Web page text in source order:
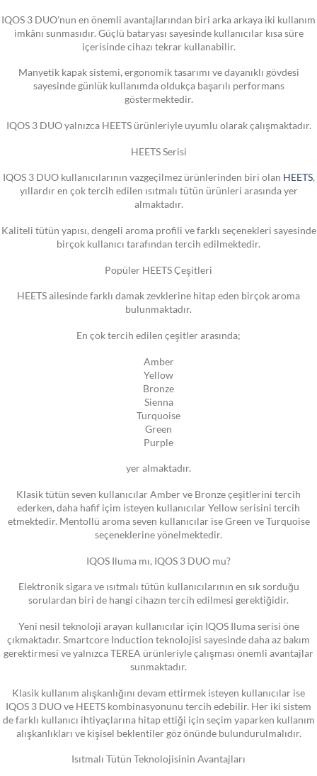
IQOS 3 DUO’nun en önemli avantajlarından biri arka arkaya iki kullanım
imkânı sunmasıdır. Güçlü bataryası sayesinde kullanıcılar kısa süre
içerisinde cihazı tekrar kullanabilir.
Manyetik kapak sistemi, ergonomik tasarımı ve dayanıklı gövdesi
sayesinde günlük kullanımda oldukça başarılı performans
göstermektedir.
IQOS 3 DUO yalnızca HEETS ürünleriyle uyumlu olarak çalışmaktadır.
HEETS Serisi
IQOS 3 DUO kullanıcılarının vazgeçilmez ürünlerinden biri olan HEETS,
yıllardır en çok tercih edilen ısıtmalı tütün ürünleri arasında yer
almaktadır.
Kaliteli tütün yapısı, dengeli aroma profili ve farklı seçenekleri sayesinde
birçok kullanıcı tarafından tercih edilmektedir.
Popüler HEETS Çeşitleri
HEETS ailesinde farklı damak zevklerine hitap eden birçok aroma
bulunmaktadır.
En çok tercih edilen çeşitler arasında;
Amber
Yellow
Bronze
Sienna
Turquoise
Green
Purple
yer almaktadır.
Klasik tütün seven kullanıcılar Amber ve Bronze çeşitlerini tercih
ederken, daha hafif içim isteyen kullanıcılar Yellow serisini tercih
etmektedir. Mentollü aroma seven kullanıcılar ise Green ve Turquoise
seçeneklerine yönelmektedir.
IQOS Iluma mı, IQOS 3 DUO mu?
Elektronik sigara ve ısıtmalı tütün kullanıcılarının en sık sorduğu
sorulardan biri de hangi cihazın tercih edilmesi gerektiğidir.
Yeni nesil teknoloji arayan kullanıcılar için IQOS Iluma serisi öne
çıkmaktadır. Smartcore Induction teknolojisi sayesinde daha az bakım
gerektirmesi ve yalnızca TEREA ürünleriyle çalışması önemli avantajlar
sunmaktadır.
Klasik kullanım alışkanlığını devam ettirmek isteyen kullanıcılar ise
IQOS 3 DUO ve HEETS kombinasyonunu tercih edebilir. Her iki sistem
de farklı kullanıcı ihtiyaçlarına hitap ettiği için seçim yaparken kullanım
alışkanlıkları ve kişisel beklentiler göz önünde bulundurulmalıdır.
Isıtmalı Tütün Teknolojisinin Avantajları